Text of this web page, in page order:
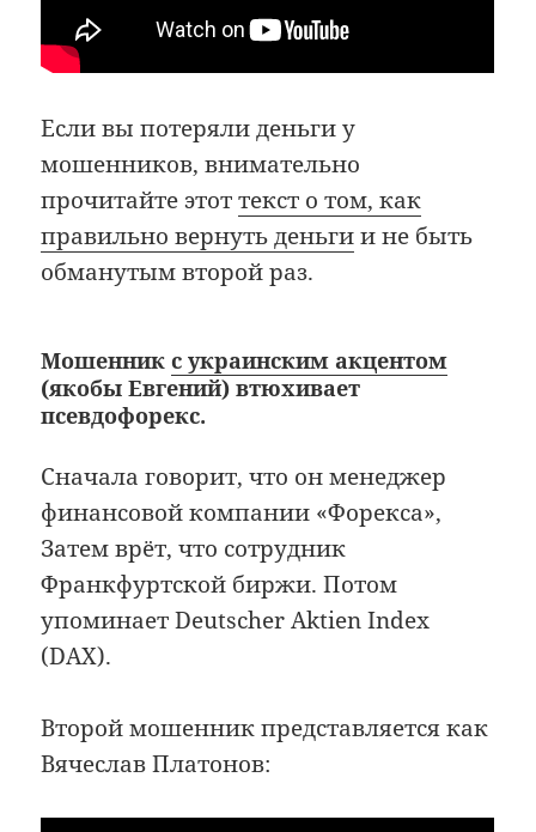
Если вы потеряли деньги у
мошенников, внимательно
прочитайте этоттекст о том, как
правильно вернуть деньгии не быть
обманутым второй раз.
Мошенникс украинским акцентом
(якобы Евгений) втюхивает
псевдофорекс.
Сначала говорит, что он менеджер
финансовой компании «Форекса»,
Затем врёт, что сотрудник
Франкфуртской биржи. Потом
упоминает Deutscher Aktien Index
(DAX).
Второй мошенник представляется как
Вячеслав Платонов: